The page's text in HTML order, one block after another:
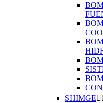
SHIMGE